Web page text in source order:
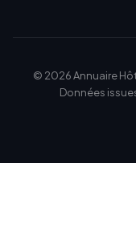
© 2026 Annuaire
Données